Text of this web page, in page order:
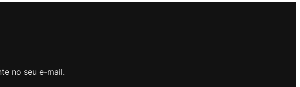
no seu e-mail.